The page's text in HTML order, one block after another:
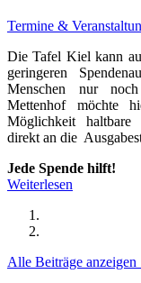
Termine &
Die Tafel Kiel kann
geringeren
Menschen nur
Mettenhof möchte
Möglichkeit haltbare
direkt an die
Jede Spende hilft!
Weiterlesen
Alle Beiträge